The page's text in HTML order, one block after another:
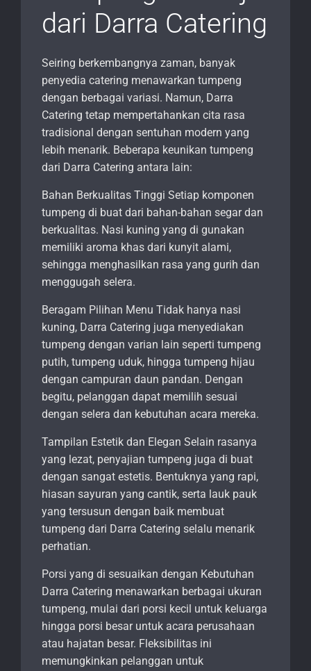
dari Darra Catering
Seiring berkembangnya zaman, banyak
penyedia catering menawarkan tumpeng
dengan berbagai variasi. Namun, Darra
Catering tetap mempertahankan cita rasa
tradisional dengan sentuhan modern yang
lebih menarik. Beberapa keunikan tumpeng
dari Darra Catering antara lain:
Bahan Berkualitas Tinggi Setiap komponen
tumpeng di buat dari bahan-bahan segar dan
berkualitas. Nasi kuning yang di gunakan
memiliki aroma khas dari kunyit alami,
sehingga menghasilkan rasa yang gurih dan
menggugah selera.
Beragam Pilihan Menu Tidak hanya nasi
kuning, Darra Catering juga menyediakan
tumpeng dengan varian lain seperti tumpeng
putih, tumpeng uduk, hingga tumpeng hijau
dengan campuran daun pandan. Dengan
begitu, pelanggan dapat memilih sesuai
dengan selera dan kebutuhan acara mereka.
Tampilan Estetik dan Elegan Selain rasanya
yang lezat, penyajian tumpeng juga di buat
dengan sangat estetis. Bentuknya yang rapi,
hiasan sayuran yang cantik, serta lauk pauk
yang tersusun dengan baik membuat
tumpeng dari Darra Catering selalu menarik
perhatian.
Porsi yang di sesuaikan dengan Kebutuhan
Darra Catering menawarkan berbagai ukuran
tumpeng, mulai dari porsi kecil untuk keluarga
hingga porsi besar untuk acara perusahaan
atau hajatan besar. Fleksibilitas ini
memungkinkan pelanggan untuk